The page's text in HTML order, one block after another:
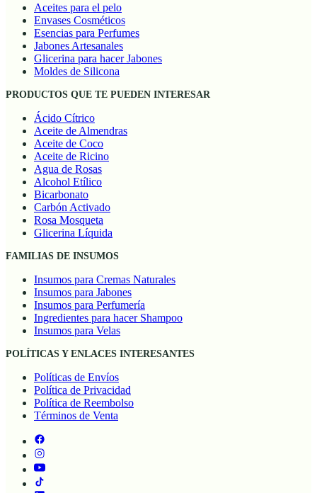
Aceites para el pelo
Envases Cosméticos
Esencias para Perfumes
Jabones Artesanales
Glicerina para hacer Jabones
Moldes de Silicona
PRODUCTOS QUE TE PUEDEN INTERESAR
Ácido Cítrico
Aceite de Almendras
Aceite de Coco
Aceite de Ricino
Agua de Rosas
Alcohol Etílico
Bicarbonato
Carbón Activado
Rosa Mosqueta
Glicerina Líquida
FAMILIAS DE INSUMOS
Insumos para Cremas Naturales
Insumos para Jabones
Insumos para Perfumería
Ingredientes para hacer Shampoo
Insumos para Velas
POLÍTICAS Y ENLACES INTERESANTES
Políticas de Envíos
Política de Privacidad
Política de Reembolso
Términos de Venta